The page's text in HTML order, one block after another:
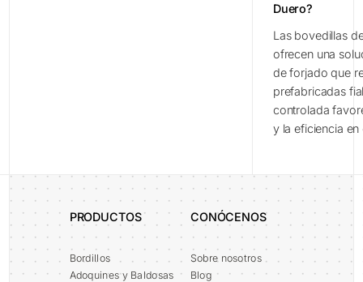
Duero?
Las bovedillas
ofrecen una
de forjado que
prefabricadas
controlada
y la eficiencia en
PRODUCTOS
Bordillos
Adoquines y Baldosas
CONÓCENOS
Sobre nosotros
Blog